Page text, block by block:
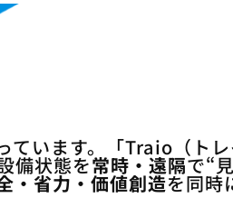
ています。「Traio（ト
備状態を常時・遠隔で“
・省力・価値創造を同時